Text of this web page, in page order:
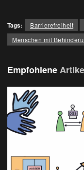
Tags: Barrierefreiheit
Menschen mit
Empfohlene